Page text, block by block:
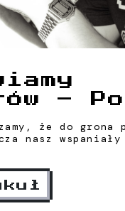
–
że do grona
nasz wspaniały